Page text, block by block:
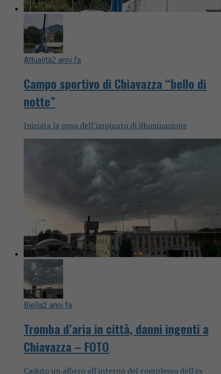
Attualità2 anni fa
Campo sportivo di Chiavazza “bello di
notte”
Iniziata la posa dell’impianto di illuminazione
Biella2 anni fa
Tromba d’aria in città, danni ingenti a
Chiavazza – FOTO
Caduto un albero all'interno del complesso dell'ex